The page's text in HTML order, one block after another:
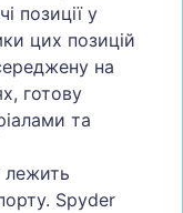
позиції у
цих позицій
на
готову
та
лежить
Spyder